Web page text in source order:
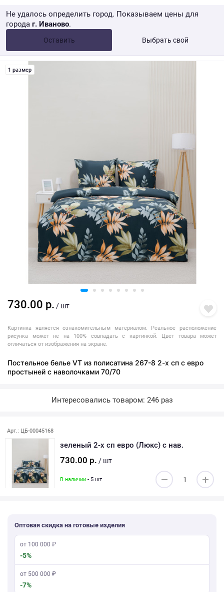
Не удалось определить город. Показываем цены для
города г. Иваново.
Оставить Выбрать свой
от 10 000 ₽ Розница → WB
1 размер
730.00 р. / шт
Картинка является ознакомительным материалом. Реальное расположение
рисунка может не на 100% совпадать с картинкой. Цвет товара может
отличаться от изображения на экране.
Постельное белье VT из полисатина 267-8 2-х сп с евро
простыней с наволочками 70/70
Интересовались товаром: 246 раз
Арт.: ЦБ-00045168
зеленый 2-х сп евро (Люкс) с нав.
730.00 р. / шт
В наличии - 5 шт
Оптовая скидка на готовые изделия
от 100 000 ₽
-5%
от 500 000 ₽
-7%